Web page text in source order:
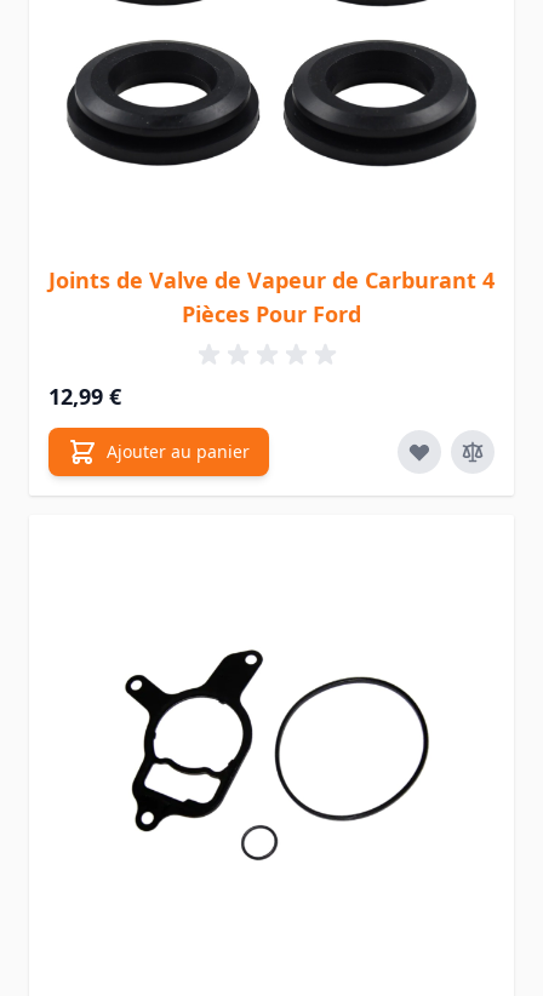
Joints de Valve de Vapeur de Carburant 4
Pièces Pour Ford
12,99 €
Ajouter au panier